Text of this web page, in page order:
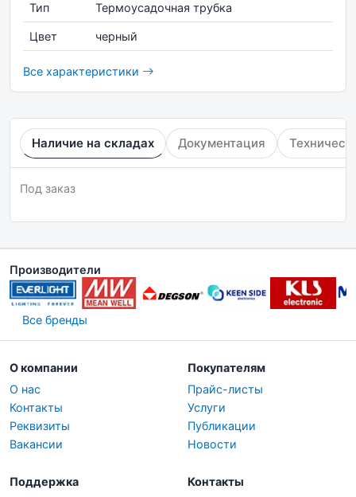
Тип Термоусадочная трубка
Цвет черный
Все характеристики
Наличие на складах Документация
Под заказ
Производители
Все бренды
О компании
О нас
Контакты
Реквизиты
Вакансии
Покупателям
Прайс-листы
Услуги
Публикации
Новости
Поддержка
Контакты